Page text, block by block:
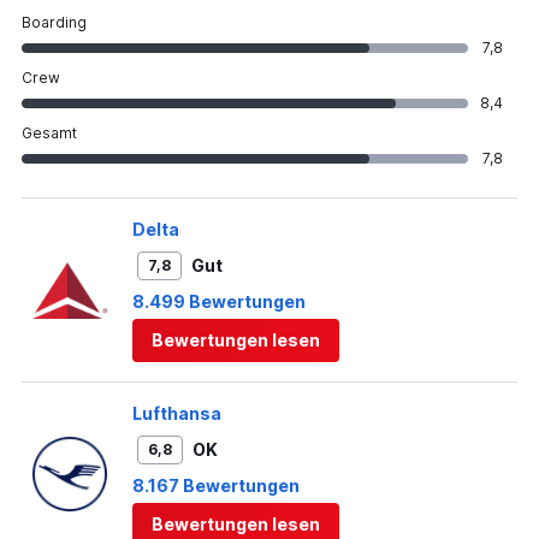
Boarding
7,8
Crew
8,4
Gesamt
7,8
Delta
7,8
Gut
8.499 Bewertungen
Bewertungen lesen
Lufthansa
6,8
OK
8.167 Bewertungen
Bewertungen lesen